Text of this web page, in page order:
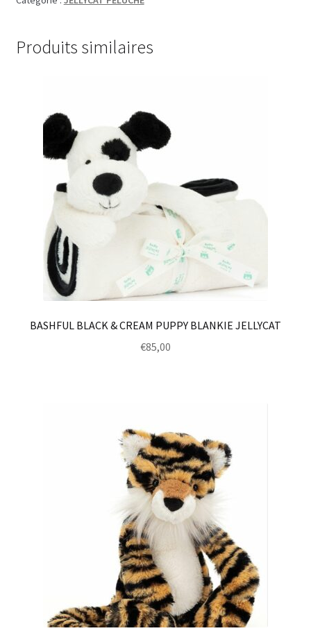
Produits similaires
BASHFUL BLACK & CREAM PUPPY BLANKIE JELLYCAT
€85,00